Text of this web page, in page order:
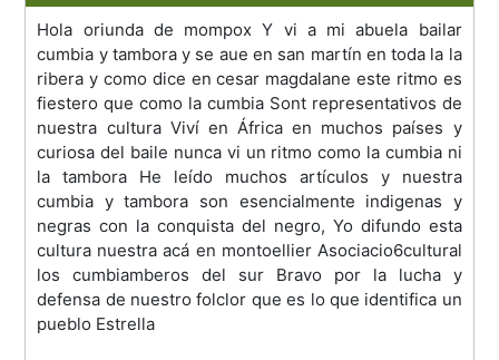
Hola oriunda de mompox Y vi a mi abuela bailar
cumbia y tambora y se aue en san martín en toda la la
ribera y como dice en cesar magdalane este ritmo es
fiestero que como la cumbia Sont representativos de
nuestra cultura Viví en África en muchos países y
curiosa del baile nunca vi un ritmo como la cumbia ni
la tambora He leído muchos artículos y nuestra
cumbia y tambora son esencialmente indigenas y
negras con la conquista del negro, Yo difundo esta
cultura nuestra acá en montoellier Asociacio6cultural
los cumbiamberos del sur Bravo por la lucha y
defensa de nuestro folclor que es lo que identifica un
pueblo Estrella